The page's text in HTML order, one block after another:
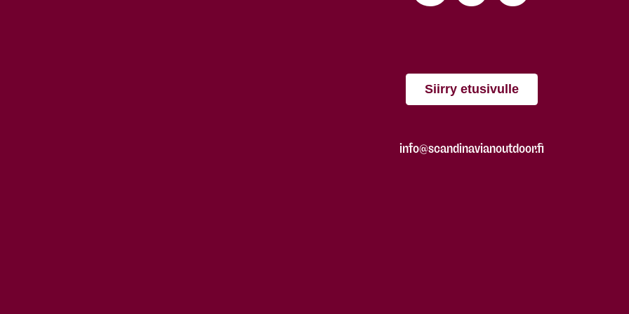
Siirry etusivulle
info@scandinavianoutdoor.fi